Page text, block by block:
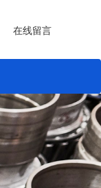
在线留言